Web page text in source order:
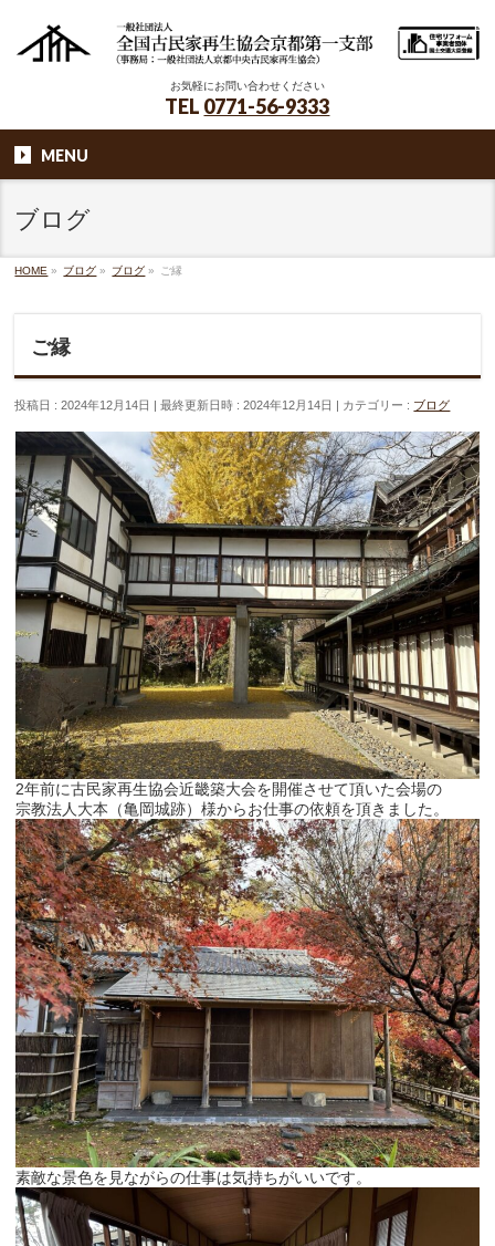
お気軽にお問い合わせください
TEL 0771-56-9333
MENU
ブログ
HOME » ブログ » ブログ » ご縁
ご縁
投稿日 : 2024年12月14日 最終更新日時 : 2024年12月14日 カテゴリー : ブログ
2年前に古民家再生協会近畿築大会を開催させて頂いた会場の
宗教法人大本（亀岡城跡）様からお仕事の依頼を頂きました。
素敵な景色を見ながらの仕事は気持ちがいいです。